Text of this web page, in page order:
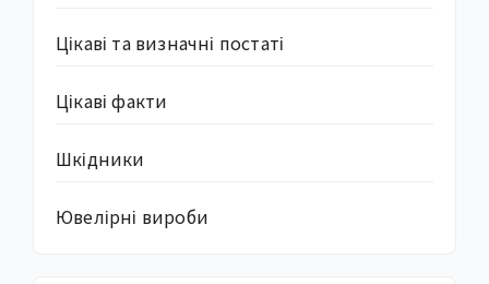
Цікаві та визначні постаті
Цікаві факти
Шкідники
Ювелірні вироби